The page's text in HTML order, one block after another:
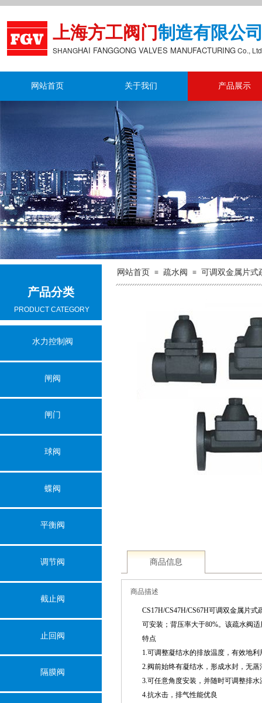
上海方工阀门制造有限公
SHANGHAI FANGGONG VALVES MANUFACTURINGCo.,
网站首页 关于我们 产品展示
产品分类
网站首页 ≡ 疏水阀 ≡ 可调双金属片式
商品信息
商品描述
CS17H/CS47H/CS67H可调双金属片
可安装；背压率大于80%。该疏水阀
特点
1.可调整凝结水的排放温度，有效地
2.阀前始终有凝结水，形成水封，无蒸
3.可任意角度安装，并随时可调整排水
4.抗水击，排气性能优良
PRODUCT CATEGORY
水力控制阀
闸阀
闸门
球阀
蝶阀
平衡阀
调节阀
截止阀
止回阀
隔膜阀